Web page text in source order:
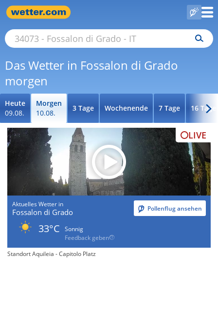
Das Wetter in Fossalon di Grado
morgen
Heute
09.08.
Morgen
10.08.
3 Tage Wochenende 7 Tage 16 Tage
LIVE
Aktuelles Wetter in
Fossalon di Grado Pollenflug ansehen
33°C
Sonnig
Feedback geben
Standort Aquileia - Capitolo Platz